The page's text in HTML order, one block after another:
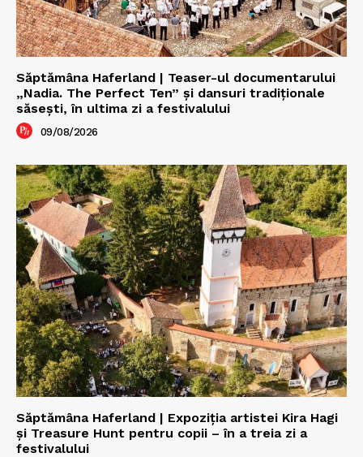
Săptămâna Haferland | Teaser-ul documentarului
„Nadia. The Perfect Ten” şi dansuri tradiţionale
săseşti, în ultima zi a festivalului
09/08/2026
Săptămâna Haferland | Expoziţia artistei Kira Hagi
şi Treasure Hunt pentru copii – în a treia zi a
festivalului